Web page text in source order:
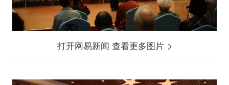
打开网易新闻 查看更多图片